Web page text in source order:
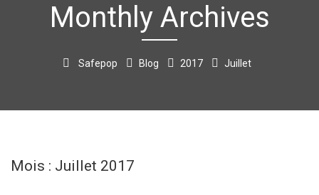
Monthly Archives
Safepop Blog 2017 Juillet
Mois : Juillet 2017